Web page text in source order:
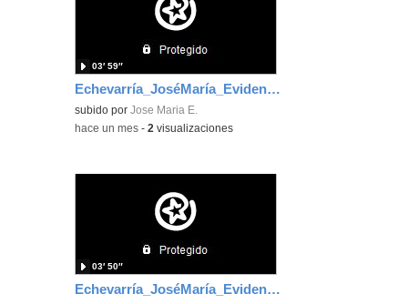
Echevarría_JoséMaría_EvidenciaÁrea_5
subido porJose Maria E.
03′ 59″
-hace un mes -2 visualizaciones
Echevarría_JoséMaría_EvidenciaÁrea_4
03′ 50″